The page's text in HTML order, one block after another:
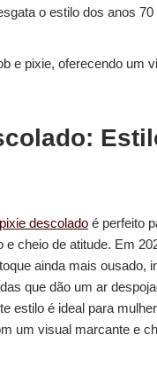
o estilo dos anos
e pixie, oferecendo um
pixie descolado é perfeito
e cheio de atitude. Em
ainda mais ousado,
que dão um ar
estilo é ideal para
um visual marcante e